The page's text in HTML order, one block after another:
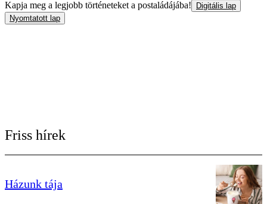
Kapja meg a legjobb történeteket a postaládájába!
Digitális lap
Nyomtatott lap
Friss hírek
Házunk tája